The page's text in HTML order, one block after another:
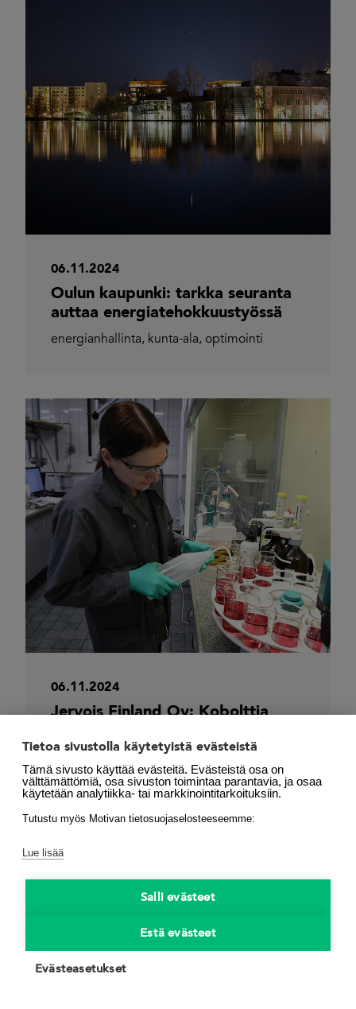
06.11.2024
Oulun kaupunki: tarkka seuranta
auttaa energiatehokkuustyössä
energianhallinta, kunta-ala, optimointi
06.11.2024
Jervois Finland Oy: Kobolttia
maailmalle
elinkeinoelämä,hukkalämpö,
prosessitehokkuus
Tietoa sivustolla käytetyistä evästeistä
Tämä sivusto käyttää evästeitä. Evästeistä osa on
välttämättömiä, osa sivuston toimintaa parantavia, ja osaa
käytetään analytiikka- tai markkinointitarkoituksiin.
Tutustu myös Motivan tietosuojaselosteeseemme:
Lue lisää
Salli evästeet
Estä evästeet
Evästeasetukset